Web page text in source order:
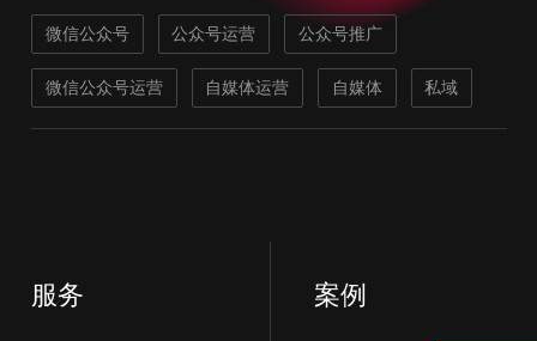
微信公众号 公众号运营 公众号推广
微信公众号运营 自媒体运营 自媒体 私域
服务 案例